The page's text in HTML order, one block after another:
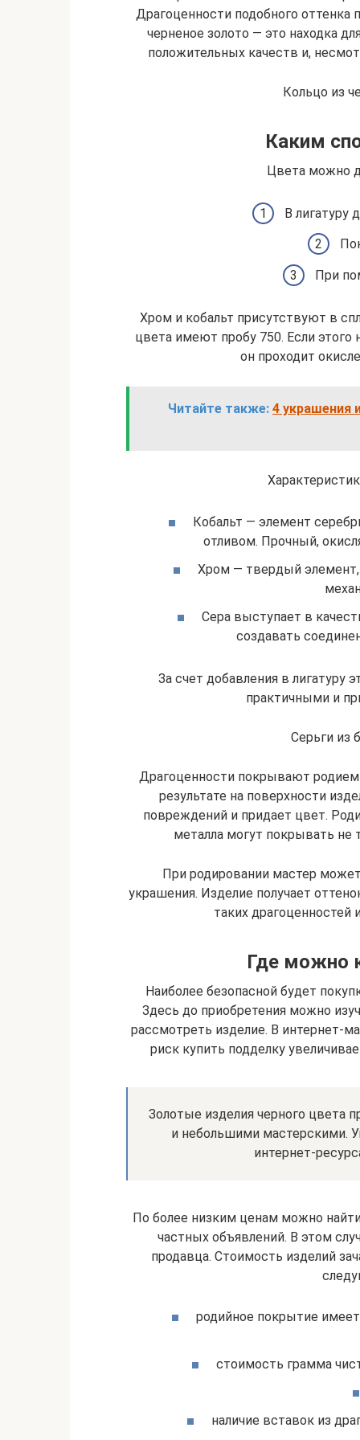
Драгоценности подобного
черненое золото — это находка
положительных качеств и,
Кольцо из
Каким
Цвета можно
В лигатуру
При
Хром и кобальт присутствуют в
цвета имеют пробу 750. Если этого
он проходит
Читайте также: 4 украшения
Кобальт — элемент
отливом. Прочный,
Хром — твердый элемент,
Сера выступает в
создавать
За счет добавления в лигатуру
практичными и
Серьги из
Драгоценности покрывают родием
результате на поверхности
повреждений и придает цвет.
металла могут покрывать
При родировании мастер
украшения. Изделие получает
таких драгоценностей
Где можно
Наиболее безопасной будет
Здесь до приобретения можно
рассмотреть изделие. В интернет-
риск купить подделку
Золотые изделия черного цвета
и небольшими мастерскими.
интернет-
По более низким ценам можно
частных объявлений. В этом
продавца. Стоимость изделий
родийное покрытие
стоимость грамма
наличие вставок из